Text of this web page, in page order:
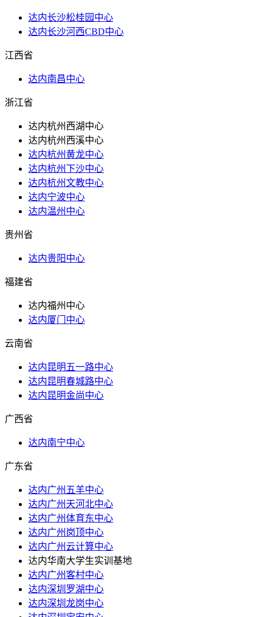
达内长沙松桂园中心
达内长沙河西CBD中心
江西省
达内南昌中心
浙江省
达内杭州西湖中心
达内杭州西溪中心
达内杭州黄龙中心
达内杭州下沙中心
达内杭州文教中心
达内宁波中心
达内温州中心
贵州省
达内贵阳中心
福建省
达内福州中心
达内厦门中心
云南省
达内昆明五一路中心
达内昆明春城路中心
达内昆明金尚中心
广西省
达内南宁中心
广东省
达内广州五羊中心
达内广州天河北中心
达内广州体育东中心
达内广州岗顶中心
达内广州云计算中心
达内华南大学生实训基地
达内广州客村中心
达内深圳罗湖中心
达内深圳龙岗中心